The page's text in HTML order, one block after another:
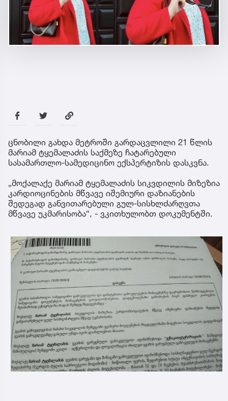
ცნობილი გახდა მეტროში გარდაცვლილი 21 წლის
მარიამ ტყემალაძის საქმეზე ჩატარებული
სასამართლო-სამედიცინო ექსპერტიზის დასკვნა.
„მოქალაქე მარიამ ტყემალაძის სიკვდილის მიზეზია
კარდიოცინების მწვავე იშემიური დაზიანების
შედეგად განვითარებული გულ-სისხლძარღვთა
მწვავე უკმარისობა“, - ვკითხულობთ დოკუმენტში.